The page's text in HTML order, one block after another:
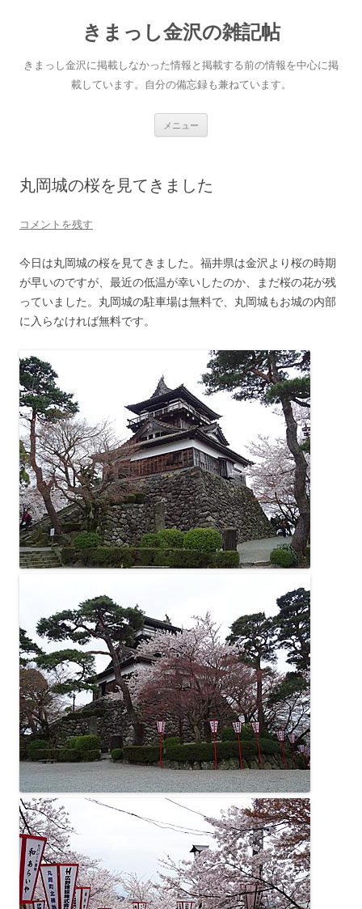
きまっし金沢の雑記帖
きまっし金沢に掲載しなかった情報と掲載する前の情報を中心に掲
載しています。自分の備忘録も兼ねています。
メニュー
ス
キ
丸岡城の桜を見てきました
コメントを残す
今日は丸岡城の桜を見てきました。福井県は金沢より桜の時期
が早いのですが、最近の低温が幸いしたのか、まだ桜の花が残
っていました。丸岡城の駐車場は無料で、丸岡城もお城の内部
に入らなければ無料です。